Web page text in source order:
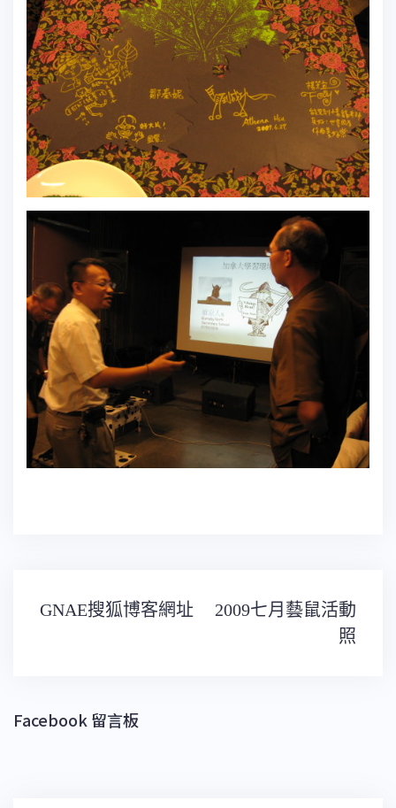
文
章
GNAE搜狐博客網址
2009七月藝鼠活動
照
Facebook 留言板